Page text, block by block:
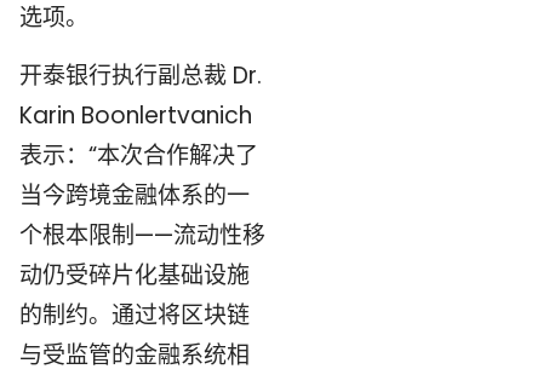
选项。
开泰银行执行副总裁 Dr.
Karin Boonlertvanich
表示：“本次合作解决了
当今跨境金融体系的一
个根本限制——流动性移
动仍受碎片化基础设施
的制约。通过将区块链
与受监管的金融系统相